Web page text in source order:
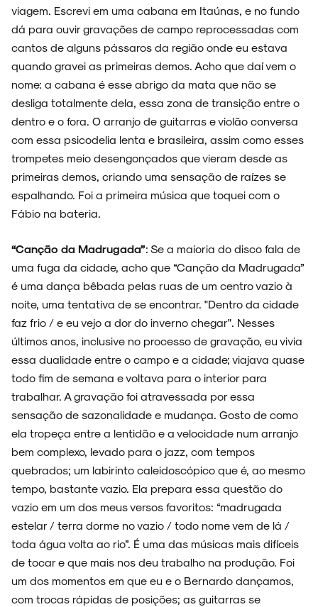
viagem. Escrevi em uma cabana em Itaúnas, e no fundo
dá para ouvir gravações de campo reprocessadas com
cantos de alguns pássaros da região onde eu estava
quando gravei as primeiras demos. Acho que daí vem o
nome: a cabana é esse abrigo da mata que não se
desliga totalmente dela, essa zona de transição entre o
dentro e o fora. O arranjo de guitarras e violão conversa
com essa psicodelia lenta e brasileira, assim como esses
trompetes meio desengonçados que vieram desde as
primeiras demos, criando uma sensação de raízes se
espalhando. Foi a primeira música que toquei com o
Fábio na bateria.
“Canção da Madrugada”: Se a maioria do disco fala de
uma fuga da cidade, acho que “Canção da Madrugada”
é uma dança bêbada pelas ruas de um centro vazio à
noite, uma tentativa de se encontrar. "Dentro da cidade
faz frio / e eu vejo a dor do inverno chegar". Nesses
últimos anos, inclusive no processo de gravação, eu vivia
essa dualidade entre o campo e a cidade; viajava quase
todo fim de semana e voltava para o interior para
trabalhar. A gravação foi atravessada por essa
sensação de sazonalidade e mudança. Gosto de como
ela tropeça entre a lentidão e a velocidade num arranjo
bem complexo, levado para o jazz, com tempos
quebrados; um labirinto caleidoscópico que é, ao mesmo
tempo, bastante vazio. Ela prepara essa questão do
vazio em um dos meus versos favoritos: “madrugada
estelar / terra dorme no vazio / todo nome vem de lá /
toda água volta ao rio”. É uma das músicas mais difíceis
de tocar e que mais nos deu trabalho na produção. Foi
um dos momentos em que eu e o Bernardo dançamos,
com trocas rápidas de posições; as guitarras se